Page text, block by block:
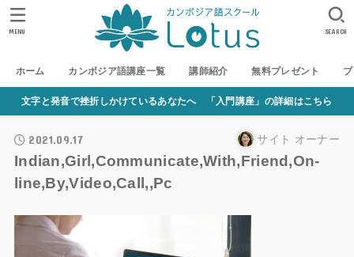
ホーム カンボジア語講座一覧 講師紹介 無料プレゼント
SEARCH
MENU
文字と発音で挫折しかけているあなたへ 「入門講座」の詳細はこちら
2021.09.17 サイト オーナー
Indian,Girl,Communicate,With,Friend,On-
line,By,Video,Call,,Pc